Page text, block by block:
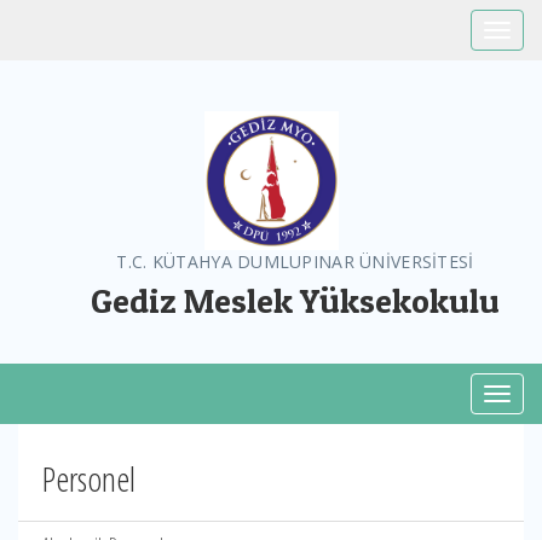
T.C. KÜTAHYA DUMLUPINAR ÜNİVERSİTESİ
Gediz Meslek Yüksekokulu
Personel